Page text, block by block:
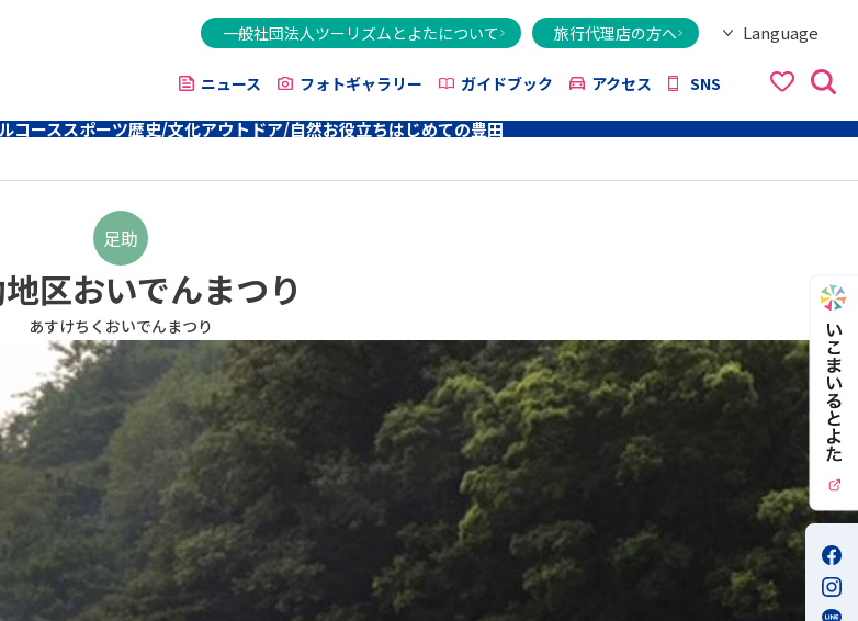
一般社団法人ツーリズムとよたについて 旅行代理店の方へ
Language
ქართული
ニュース フォトギャラリー ガイドブック アクセス SNS
コーススポーツ歴史/文化アウトドア/自然お役立ちはじめての豊田
足助
区おいでんまつり
あすけちくおいでんまつり